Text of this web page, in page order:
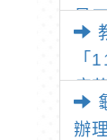
員
北
民
「
疫
象
辦